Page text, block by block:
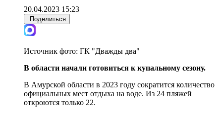
20.04.2023 15:23
Поделиться
Источник фото: ГК "Дважды два"
В области начали готовиться к купальному сезону.
В Амурской области в 2023 году сократится количество
официальных мест отдыха на воде. Из 24 пляжей
откроются только 22.